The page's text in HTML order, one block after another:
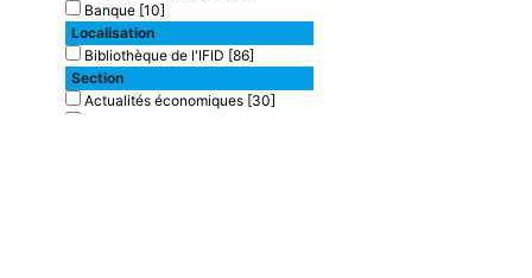
Banque [10]
Localisation
Bibliothèque de l'IFID [86]
Section
Actualités économiques [30]